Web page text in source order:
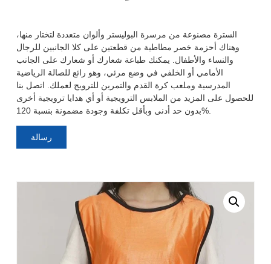
السترة مصنوعة من مرسرة البوليستر وألوان متعددة لتختار منها،
وهناك أحزمة خصر مطاطية من قطعتين على كلا الجانبين للرجال
والنساء والأطفال. يمكنك طباعة شعارك أو شعارك على الجانب
الأمامي أو الخلفي في وضع مرئي، وهو رائع للصالة الرياضية
المدرسية وملعب كرة القدم والتمرين للترويج لعملك. اتصل بنا
للحصول على المزيد من الملابس الترويجية أو أي هدايا ترويجية أخرى
بدون حد أدنى وبأقل تكلفة وجودة مضمونة بنسبة 120%.
رسالة